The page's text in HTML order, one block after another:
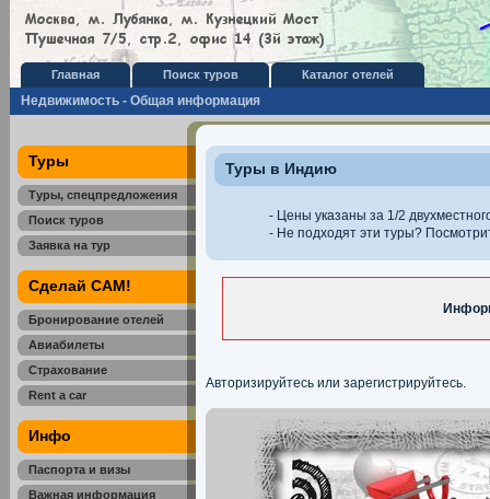
Главная Поиск туров Каталог отелей
Недвижимость - Общая информация
Туры
Туры, спецпредложения
Поиск туров
Заявка на тур
Сделай САМ!
Бронирование отелей
Авиабилеты
Страхование
Rent a car
Инфо
Паспорта и визы
Важная информация
Туры в Индию
- Цены указаны за 1/2
- Не подходят эти туры?
Авторизируйтесь или зарегистрируйтесь.